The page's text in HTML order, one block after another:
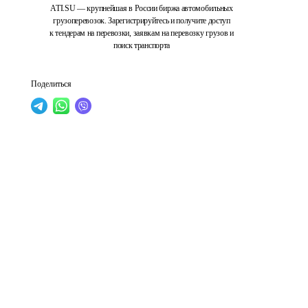
ATI.SU — крупнейшая в России биржа автомобильных
грузоперевозок. Зарегистрируйтесь и получите доступ
к тендерам на перевозки, заявкам на перевозку грузов и
поиск транспорта
Поделиться